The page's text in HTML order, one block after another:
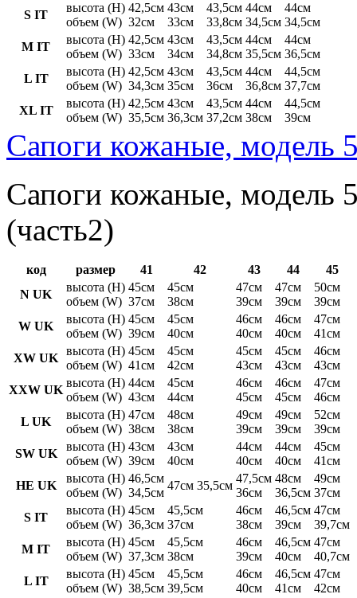
S IT
высота (H)
объем (W)
42,5см
32см
43см
33см
43,5см
33,8см
44см
34,5см
44см
34,5см
M IT
высота (H)
объем (W)
42,5см
33см
43см
34см
43,5см
34,8см
44см
35,5см
44см
36,5см
L IT
высота (H)
объем (W)
42,5см
34,3см
43см
35см
43,5см
36см
44см
36,8см
44,5см
37,7см
XL IT
высота (H)
объем (W)
42,5см
35,5см
43см
36,3см
43,5см
37,2см
44см
38см
44,5см
39см
Сапоги кожаные, модель
Сапоги кожаные, модель
(часть2)
код размер 41 42 43 44
45
N UK
высота (H)
объем (W)
45см
37см
45см
38см
47см
39см
47см
39см
50см
39см
W UK
высота (H)
объем (W)
45см
39см
45см
40см
46см
40см
46см
40см
47см
41см
XW UK
высота (H)
объем (W)
45см
41см
45см
42см
45см
43см
45см
43см
46см
43см
XXW UK
высота (H)
объем (W)
44см
43см
45см
44см
46см
45см
46см
45см
47см
46см
L UK
высота (H)
объем (W)
47см
38см
48см
38см
49см
39см
49см
39см
52см
39см
SW UK
высота (H)
объем (W)
43см
39см
43см
40см
44см
40см
44см
40см
45см
41см
HE UK
высота (H)
объем (W)
46,5см
34,5см
47см 35,5см
47,5см
36см
48см
36,5см
49см
37см
S IT
высота (H)
объем (W)
45см
36,3см
45,5см
37см
46см
38см
46,5см
39см
47см
39,7см
M IT
высота (H)
объем (W)
45см
37,3см
45,5см
38см
46см
39см
46,5см
40см
47см
40,7см
L IT
высота (H)
объем (W)
45см
38,5см
45,5см
39,5см
46см
40см
46,5см
41см
47см
42см